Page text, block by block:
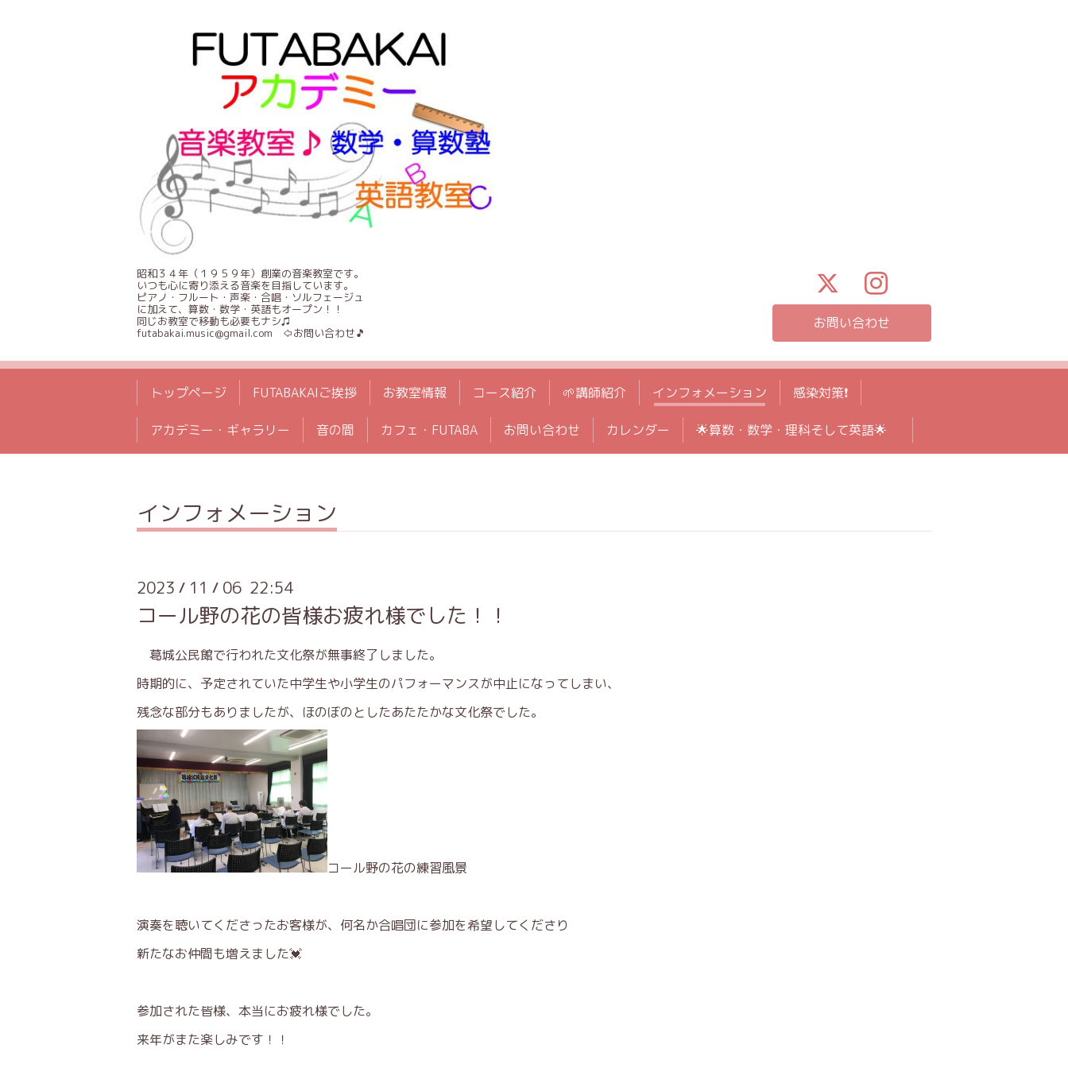
昭和３４年（１９５９年）創業の音楽教室です。
いつも心に寄り添える音楽を目指しています。
ピアノ・フルート・声楽・合唱・ソルフェージュ
に加えて、算数・数学・英語もオープン！！
同じお教室で移動も必要もナシ♫
futabakai.music@gmail.com ⇦お問い合わせ🎵
お問い合わせ
トップページ FUTABAKAIご挨拶 お教室情報 コース紹介 🌱講師紹介 インフォメーション 感染対策❗️
アカデミー・ギャラリー 音の間 カフェ・FUTABA お問い合わせ カレンダー 🌟算数・数学・理科そして英語🌟
インフォメーション
2023 / 11 / 06 22:54
コール野の花の皆様お疲れ様でした！！
葛城公民館で行われた文化祭が無事終了しました。
時期的に、予定されていた中学生や小学生のパフォーマンスが中止になってしまい、
残念な部分もありましたが、ほのぼのとしたあたたかな文化祭でした。
コール野の花の練習風景
演奏を聴いてくださったお客様が、何名か合唱団に参加を希望してくださり
新たなお仲間も増えました💓
参加された皆様、本当にお疲れ様でした。
来年がまた楽しみです！！